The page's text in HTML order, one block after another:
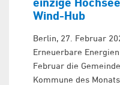
Wind-Hub
Berlin, 27. Februar
Erneuerbare
Februar die
Kommune des Monats